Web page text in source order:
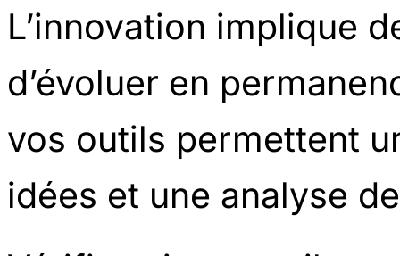
L’innovation implique
d’évoluer en
vos outils permettent
idées et une analyse